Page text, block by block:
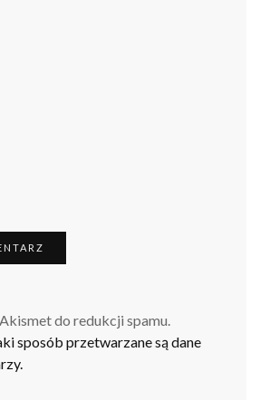
do redukcji spamu.
sposób przetwarzane są dane